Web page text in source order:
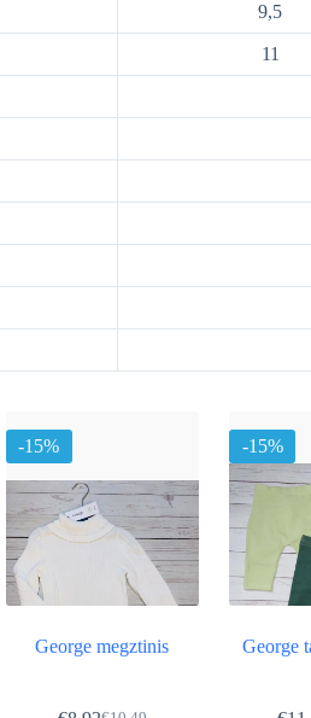
9,5
11
-15%
George megztinis
-15%
George